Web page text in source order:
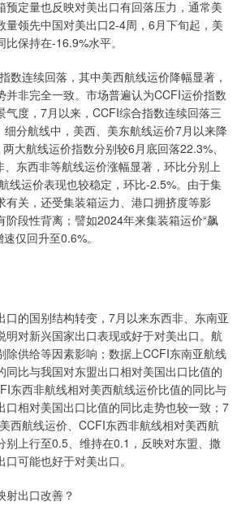
预定量也反映对美出口有回落压力，通常美
量领先中国对美出口2-4周，6月下旬起，美
保持在-16.9%水平。
数连续回落，其中美西航线运价降幅显著，
并非完全一致。市场普遍认为CCFI运价指数
气度，7月以来，CCFI综合指数连续回落三
分航线中，美西、美东航线运价7月以来降
大航线运价指数分别较6月底回落22.3%、
东西非等航线运价涨幅显著，环比分别上
线运价表现也较稳定，环比-2.5%。由于集
有关，还受集装箱运力、港口拥挤度等影
阶段性背离；譬如2024年来集装箱运价“飙
仅回升至0.6%。
口的国别结构转变，7月以来东西非、东南亚
明对新兴国家出口表现或好于对美出口。航
除供给等因素影响；数据上CCFI东南亚航线
同比与我国对东盟出口相对美国出口比值的
东西非航线相对美西航线运价比值的同比与
口相对美国出口比值的同比走势也较一致；7
西航线运价、CCFI东西非航线相对美西航
别上行至0.5、维持在0.1，反映对东盟、撒
可能也好于对美出口。
射出口改善？